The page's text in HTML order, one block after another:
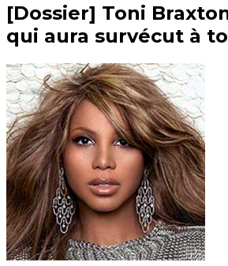
[Dossier] Toni
qui aura survécut à